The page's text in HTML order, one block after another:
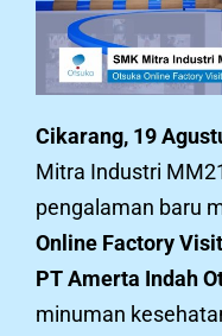
Cikarang, 19
Mitra Industri
pengalaman baru
Online Factory Visit
PT Amerta Indah
minuman